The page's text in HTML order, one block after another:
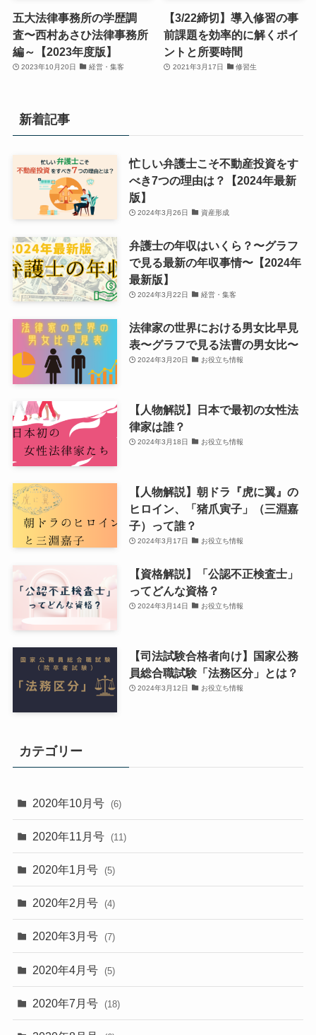
五大法律事務所の学歴調
査〜西村あさひ法律事務所
編～【2023年度版】
2023年10月20日 経営・集客
【3/22締切】導入修習の事
前課題を効率的に解くポイ
ントと所要時間
2021年3月17日 修習生
新着記事
忙しい弁護士こそ不動産投資をす
べき7つの理由は？【2024年最新
版】
2024年3月26日 資産形成
弁護士の年収はいくら？〜グラフ
で見る最新の年収事情〜【2024年
最新版】
2024年3月22日 経営・集客
法律家の世界における男女比早見
表〜グラフで見る法曹の男女比〜
2024年3月20日 お役立ち情報
【人物解説】日本で最初の女性法
律家は誰？
2024年3月18日 お役立ち情報
【人物解説】朝ドラ『虎に翼』の
ヒロイン、「猪爪寅子」（三淵嘉
子）って誰？
2024年3月17日 お役立ち情報
【資格解説】「公認不正検査士」
ってどんな資格？
2024年3月14日 お役立ち情報
【司法試験合格者向け】国家公務
員総合職試験「法務区分」とは？
2024年3月12日 お役立ち情報
カテゴリー
2020年10月号 (6)
2020年11月号 (11)
2020年1月号 (5)
2020年2月号 (4)
2020年3月号 (7)
2020年4月号 (5)
2020年7月号 (18)